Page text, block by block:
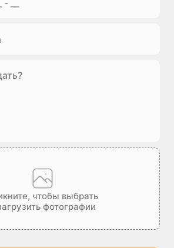
чтобы выбрать
фотографии